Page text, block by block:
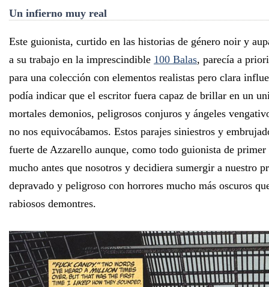
Un infierno muy real
Este guionista, curtido en las historias de género noir y
a su trabajo en la imprescindible 100 Balas, parecía a
para una colección con elementos realistas pero clara
podía indicar que el escritor fuera capaz de brillar en un
mortales demonios, peligrosos conjuros y ángeles
no nos equivocábamos. Estos parajes siniestros y
fuerte de Azzarello aunque, como todo guionista de
mucho antes que nosotros y decidiera sumergir a nuestro
depravado y peligroso con horrores mucho más oscuros
rabiosos demontres.